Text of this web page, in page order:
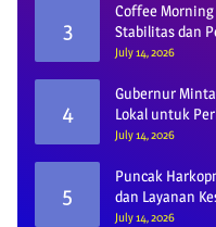
3
Coffee
Stabilitas dan
July 14, 2026
4
Gubernur
Lokal untuk
July 14, 2026
5
Puncak
dan Layanan
July 14, 2026